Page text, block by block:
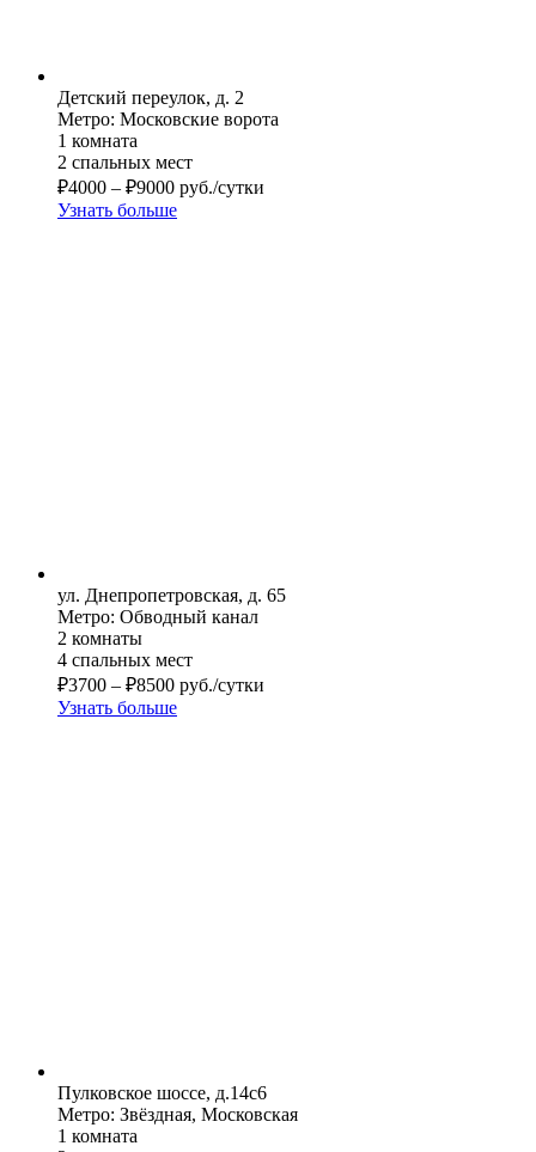
Детский переулок, д. 2
Метро: Московские ворота
1 комната
2 спальных мест
₽4000 – ₽9000 руб./сутки
Узнать больше
ул. Днепропетровская, д. 65
Метро: Обводный канал
2 комнаты
4 спальных мест
₽3700 – ₽8500 руб./сутки
Узнать больше
Пулковское шоссе, д.14с6
Метро: Звёздная, Московская
1 комната